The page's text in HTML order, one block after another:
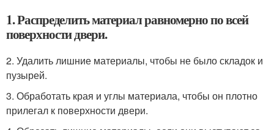
1. Распределить материал равномерно по всей
поверхности двери.
2. Удалить лишние материалы, чтобы не было складок и
пузырей.
3. Обработать края и углы материала, чтобы он плотно
прилегал к поверхности двери.